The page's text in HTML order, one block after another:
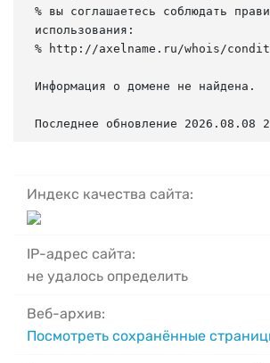
% вы соглашаетесь соблюдать
использования:
% http://axelname.ru/whois/
Информация о домене не найдена.
Последнее обновление 2026.08.08
Индекс качества сайта:
IP-адрес сайта:
не удалось определить
Веб-архив:
Посмотреть сохранённые